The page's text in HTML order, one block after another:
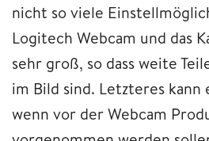
nicht so viele
Logitech Webcam und das
sehr groß, so dass weite
im Bild sind. Letzteres kann
wenn vor der Webcam